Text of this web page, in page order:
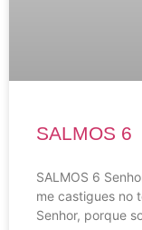
SALMOS 6
SALMOS 6
me castigues no
Senhor, porque